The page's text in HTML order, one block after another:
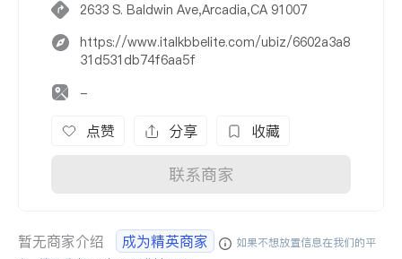
2633 S. Baldwin Ave,Arcadia,CA 91007
https://www.italkbbelite.com/ubiz/6602a3a8
31d531db74f6aa5f
-
点赞 分享 收藏
联系商家
暂无商家介绍 成为精英商家
如果不想放置信息在我们的平